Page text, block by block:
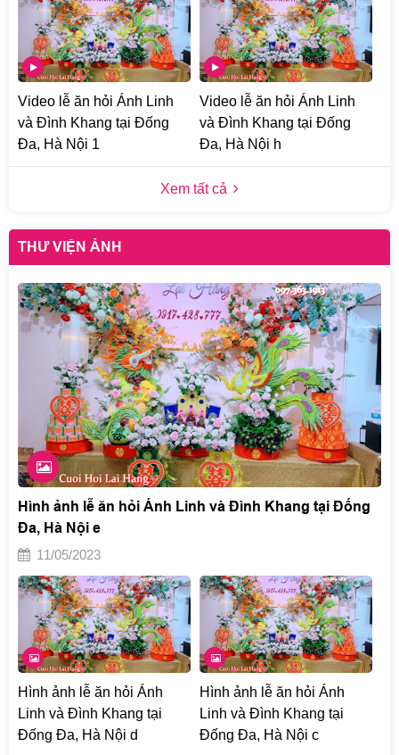
Video lễ ăn hỏi Ánh Linh
và Đình Khang tại Đống
Đa, Hà Nội 1
Video lễ ăn hỏi Ánh Linh
và Đình Khang tại Đống
Đa, Hà Nội h
Xem tất cả
THƯ VIỆN ẢNH
Hình ảnh lễ ăn hỏi Ánh Linh và Đình Khang tại Đống
Đa, Hà Nội e
11/05/2023
Hình ảnh lễ ăn hỏi Ánh
Linh và Đình Khang tại
Đống Đa, Hà Nội d
Hình ảnh lễ ăn hỏi Ánh
Linh và Đình Khang tại
Đống Đa, Hà Nội c